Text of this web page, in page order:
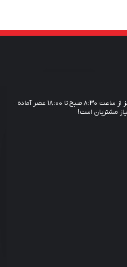
مدیریت روابط عمومی فروشگاه روبان قرمز از ساعت ۸:۳۰ صبح تا ۱۸:۰۰ عصر آماده
مشتریان است!